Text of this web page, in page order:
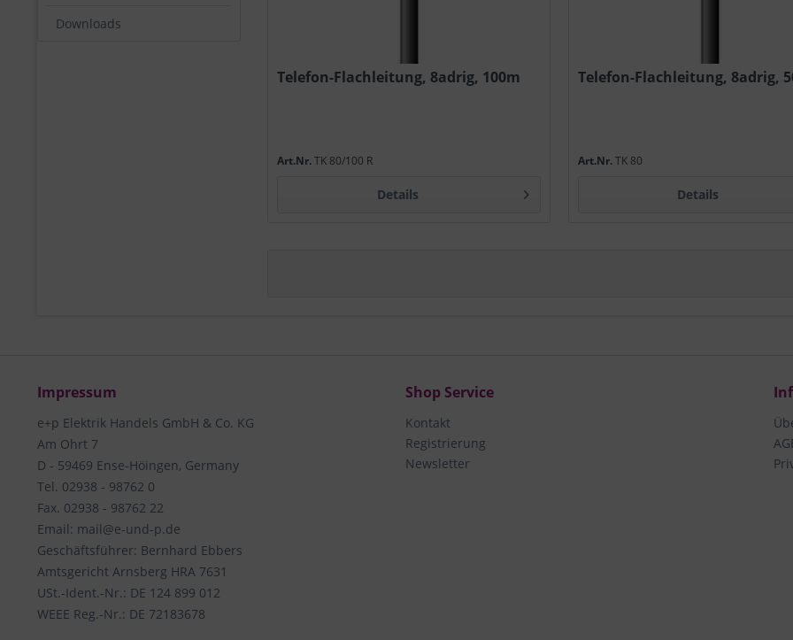
Downloads
Telefon-Flachleitung, 8adrig, 100m
Art.Nr.TK 80/100 R
Details
Telefon-Flachleitung, 8adrig,
Art.Nr.TK 80
Details
Impressum
e+p Elektrik Handels GmbH & Co. KG
Am Ohrt 7
D - 59469 Ense-Höingen, Germany
Tel. 02938 - 98762 0
Fax. 02938 - 98762 22
Email: mail@e-und-p.de
Geschäftsführer: Bernhard Ebbers
Amtsgericht Arnsberg HRA 7631
USt.-Ident.-Nr.: DE 124 899 012
WEEE Reg.-Nr.: DE 72183678
Shop Service
Kontakt
Registrierung
Newsletter